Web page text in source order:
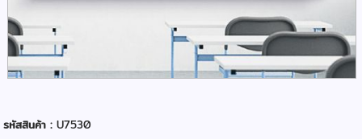
รหัสสินค้า :U7530